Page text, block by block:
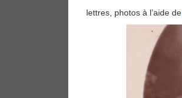
Blason Les
lettres, photos à l’aide de